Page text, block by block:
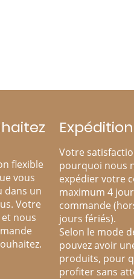
flexible
vous
dans un
Votre
nous
Votre
pourquoi nous
expédier votre
maximum 4
commande
jours fériés).
Selon le mode
pouvez avoir
produits, pour
profiter sans